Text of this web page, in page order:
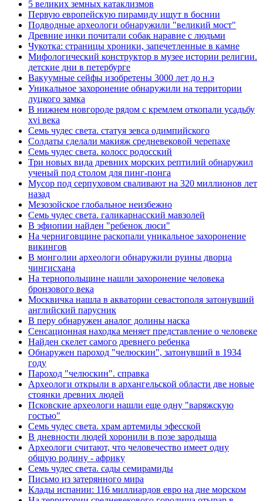
5 великих земных катаклизмов
Первую европейскую пирамиду ищут в боснии
Подводные археологи обнаружили "великий мост"
Древние инки почитали собак наравне с людьми
Чукотка: страницы хроники, запечетленные в камне
Мифологический конструктор в музее истории религии.
детские дни в петербурге
Вакуумные сейфы изобретены 3000 лет до н.э
Уникальное захоронение обнаружили на территории
луцкого замка
В нижнем новгороде рядом с кремлем откопали усадьбу
xvi века
Семь чудес света. статуя зевса одимпийского
Солдаты сделали макияж средневековой черепахе
Семь чудес света. колосс родосский
Три новых вида древних морских рептилий обнаружил
ученый под столом для пинг-понга
Мусор под cерпуховом сваливают на 320 миллионов лет
назад
Мезозойское глобальное неизбежно
Семь чудес света. галикарнасский мавзолей
В эфиопии найден "ребенок люси"
На черниговщине раскопали уникальное захоронение
викингов
В монголии археологи обнаружили руины дворца
чингисхана
На тернопольщине нашли захоронение человека
бронзового века
Москвичка нашла в акватории севастополя затонувший
английский парусник
В перу обнаружен аналог долины наска
Сенсационная находка меняет представление о человеке
Найден скелет самого древнего ребенка
Обнаружен пароход "челюскин", затонувший в 1934
году
Пароход "челюскин". справка
Археологи открыли в архангельской области две новые
стоянки древних людей
Псковские археологи нашли еще одну "варяжскую
гостью"
Семь чудес света. храм артемиды эфесской
В дневности людей хоронили в позе зародыша
Археологи считают, что человечество имеет одну
общую родину - африку
Семь чудес света. сады семирамиды
Письмо из затерянного мира
Клады испании: 116 миллиардов евро на дне морском